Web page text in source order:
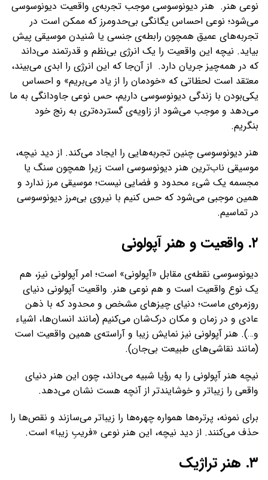
نوعی هنر. هنر دیونوسوسی موجب تجربه‌ی واقعیت دیونوسوسی
می‌شود؛ نوعی احساس یگانگی بی‌حدومرز که ممکن است در
تجربه‌های عمیق همچون رابطه‌ی جنسی یا شنیدن موسیقی پیش
بیاید. نیچه این واقعیت را یک انرژی بی‌نظم و قدرتمند می‌داند
که در همه‌چیز جریان دارد. از آن‌جا که این انرژی را ابدی می‌بیند،
معتقد است لحظاتی که «خودمان را از یاد می‌بریم» و احساس
یکی‌بودن با زندگی دیونوسوسی داریم، حس نوعی جاودانگی به ما
می‌دهد و موجب می‌شود از زاویه‌ی گسترده‌تری به رنج خود
بنگریم.
هنر دیونوسوسی چنین تجربه‌هایی را ایجاد می‌کند. از دید نیچه،
موسیقی ناب‌ترین هنر دیونوسوسی است زیرا همچون سنگ یا
مجسمه یک شیء محدود و فضایی نیست؛ موسیقی مرز ندارد و
همین موجبی می‌شود که حس کنیم با نیروی بی‌مرز دیونوسوسی
در تماسیم.
۲. واقعیت و هنر آپولونی
دیونوسوسی نقطه‌ی مقابل «آپولونی» است؛ امر آپولونی نیز، هم
یک نوع واقعیت است و هم نوعی هنر. واقعیت آپولونی دنیای
روزمره‌ی ماست؛ دنیای چیزهای مشخص و محدود که با ذهن
عادی و در زمان و مکان درک‌شان می‌کنیم (مانند انسان‌ها، اشیاء
و…). هنر آپولونی نیز نمایش زیبا و آراسته‌ی همین واقعیت است
(مانند نقاشی‌های طبیعت بی‌جان).
نیچه هنر آپولونی را به رؤیا شبیه می‌داند، چون این هنر دنیای
واقعی را زیباتر و خوشایندتر از آنچه هست نشان می‌دهد.
برای نمونه، پرتره‌ها همواره چهره‌ها را زیباتر می‌سازند و نقص‌ها را
حذف می‌کنند. از دید نیچه، این هنر نوعی «فریبِ زیبا» است.
۳. هنر تراژیک